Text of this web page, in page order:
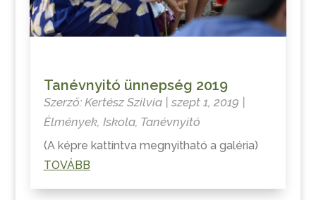
Tanévnyitó ünnepség 2019
Szerző: Kertész Szilvia| szept 1, 2019 |
Élmények, Iskola, Tanévnyitó
(A képre kattintva megnyitható a galéria)
TOVÁBB